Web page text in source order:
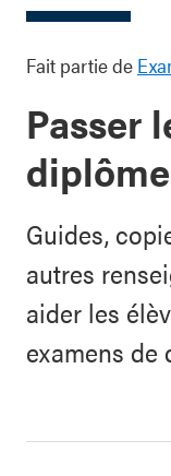
Fait partie de
Passer
diplôme
Guides,
autres
aider les
examens de